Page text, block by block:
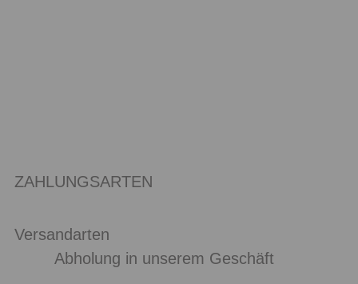
ZAHLUNGSARTEN
Versandarten
Abholung in unserem Geschäft